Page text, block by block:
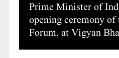
Prime Minister of
opening ceremony
Forum, at Vigyan